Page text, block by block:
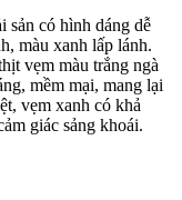
sản có hình dáng dễ
màu xanh lấp lánh.
vẹm màu trắng ngà
mềm mại, mang lại
vẹm xanh có khả
giác sảng khoái.